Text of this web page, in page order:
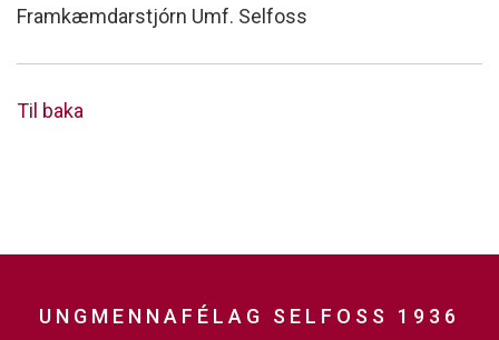
Framkæmdarstjórn Umf. Selfoss
Til baka
UNGMENNAFÉLAG SELFOSS 1936